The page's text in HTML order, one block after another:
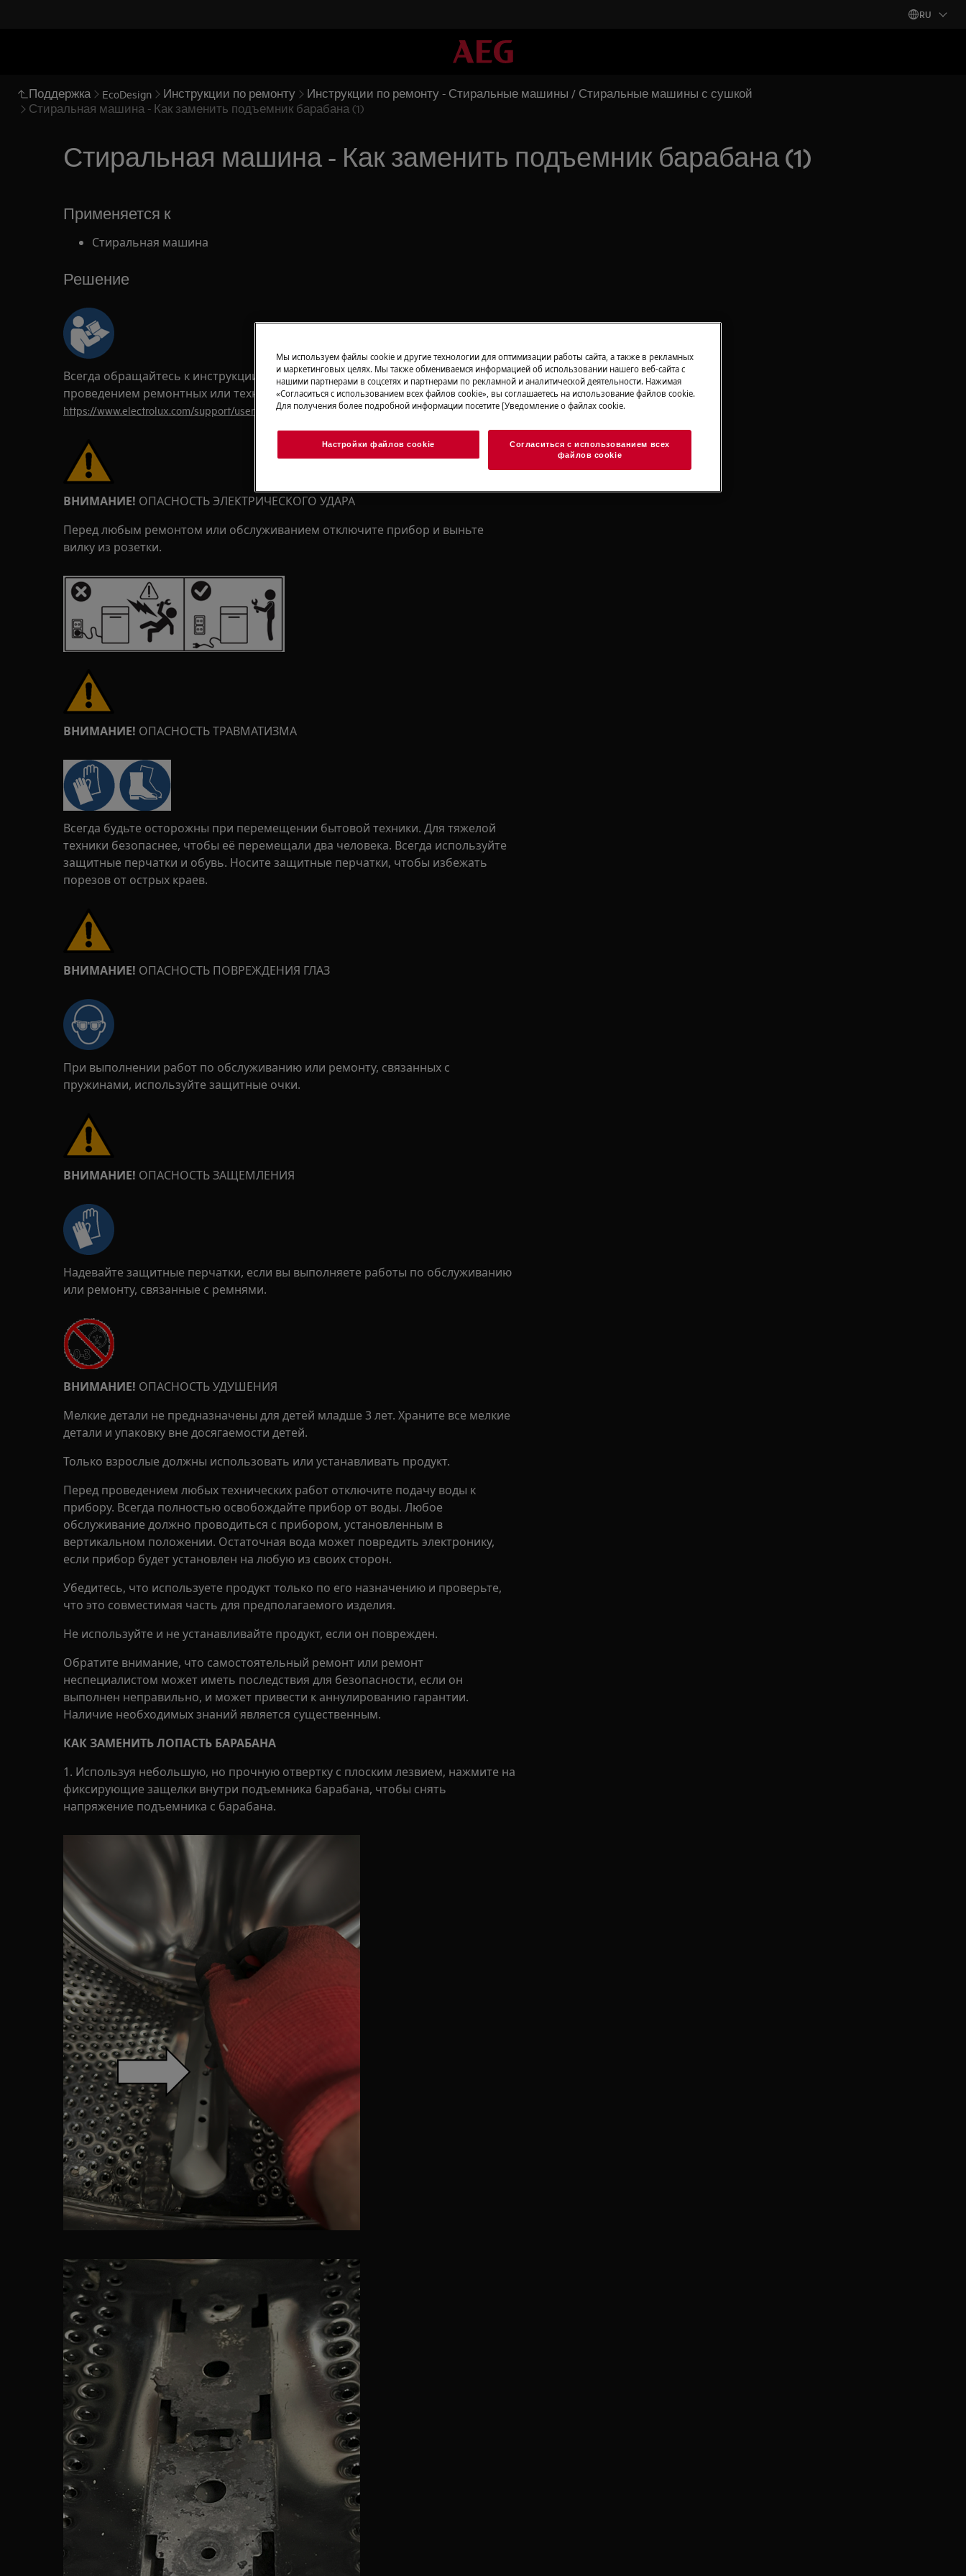
RU
Поддержка EcoDesign Инструкции по ремонту
Инструкции по ремонту - Стиральные машины / Стиральные машины с сушкой
Стиральная машина - Как заменить подъемник барабана (1)
Стиральная машина - Как заменить подъемник барабана (1)
Применяется к
Стиральная машина
Решение
Всегда обращайтесь к инструкции по безопасности вашего изделия перед
проведением ремонтных или технических работ.
https://www.electrolux.com/support/user-manuals/
ВНИМАНИЕ! ОПАСНОСТЬ ЭЛЕКТРИЧЕСКОГО УДАРА
Перед любым ремонтом или обслуживанием отключите прибор и выньте
вилку из розетки.
ВНИМАНИЕ! ОПАСНОСТЬ ТРАВМАТИЗМА
Всегда будьте осторожны при перемещении бытовой техники. Для тяжелой
техники безопаснее, чтобы её перемещали два человека. Всегда используйте
защитные перчатки и обувь. Носите защитные перчатки, чтобы избежать
порезов от острых краев.
ВНИМАНИЕ! ОПАСНОСТЬ ПОВРЕЖДЕНИЯ ГЛАЗ
При выполнении работ по обслуживанию или ремонту, связанных с
пружинами, используйте защитные очки.
ВНИМАНИЕ! ОПАСНОСТЬ ЗАЩЕМЛЕНИЯ
Надевайте защитные перчатки, если вы выполняете работы по обслуживанию
или ремонту, связанные с ремнями.
ВНИМАНИЕ! ОПАСНОСТЬ УДУШЕНИЯ
Мелкие детали не предназначены для детей младше 3 лет. Храните все мелкие
детали и упаковку вне досягаемости детей.
Только взрослые должны использовать или устанавливать продукт.
Перед проведением любых технических работ отключите подачу воды к
прибору. Всегда полностью освобождайте прибор от воды. Любое
обслуживание должно проводиться с прибором, установленным в
вертикальном положении. Остаточная вода может повредить электронику,
если прибор будет установлен на любую из своих сторон.
Убедитесь, что используете продукт только по его назначению и проверьте,
что это совместимая часть для предполагаемого изделия.
Не используйте и не устанавливайте продукт, если он поврежден.
Обратите внимание, что самостоятельный ремонт или ремонт
неспециалистом может иметь последствия для безопасности, если он
выполнен неправильно, и может привести к аннулированию гарантии.
Наличие необходимых знаний является существенным.
КАК ЗАМЕНИТЬ ЛОПАСТЬ БАРАБАНА
1. Используя небольшую, но прочную отвертку с плоским лезвием, нажмите на
фиксирующие защелки внутри подъемника барабана, чтобы снять
напряжение подъемника с барабана.
Мы используем файлы cookie и другие технологии для оптимизации работы сайта, а также в рекламных
и маркетинговых целях. Мы также обмениваемся информацией об использовании нашего веб-сайта с
нашими партнерами в соцсетях и партнерами по рекламной и аналитической деятельности. Нажимая
«Согласиться с использованием всех файлов cookie», вы соглашаетесь на использование файлов cookie.
Для получения более подробной информации посетите [Уведомление о файлах cookie.
Настройки файлов cookie
Согласиться с использованием всех
файлов cookie